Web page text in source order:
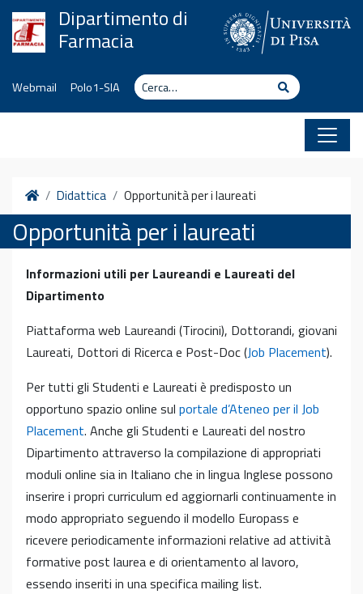
Vai al contenutoDipartimento di
Farmacia
Webmail Polo1-SIA Cerca Cerca
HomeDidattica Opportunità per i laureati
Opportunità per i laureati
Informazioni utili per Laureandi e Laureati del
Dipartimento
Piattaforma web Laureandi (Tirocini), Dottorandi, giovani
Laureati, Dottori di Ricerca e Post-Doc (Job Placement).
Per tutti gli Studenti e Laureati è predisposto un
opportuno spazio online sul portale d’Ateneo per il Job
Placement. Anche gli Studenti e Laureati del nostro
Dipartimento attraverso la compilazione di appropriati
moduli online sia in Italiano che in lingua Inglese possono
inserire i propri curriculum ed aggiornarli continuamente in
modo appropriato seguendo il modello Europass e
ricevere periodicamente informazioni relative ad attività
formative post laurea e di orientamento al lavoro,
essendo inseriti in una specifica mailing list.